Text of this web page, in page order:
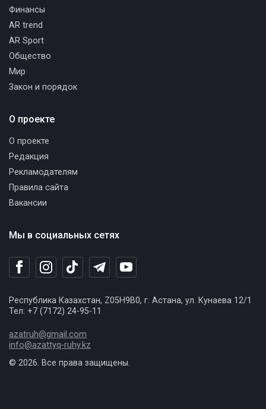
Мы в социальных сетях
Республика Казахстан, Z05H9B0, г. Астана, ул. Кунаева 12/1
Тел: +7 (7172) 24-95-11
azatruh@gmail.com
info@azattyq-ruhy.kz
Финансы
AR trend
AR Sport
Общество
Мир
Закон и порядок
О проекте
О проекте
Редакция
Рекламодателям
Правила сайта
Вакансии
© 2026. Все права защищены.